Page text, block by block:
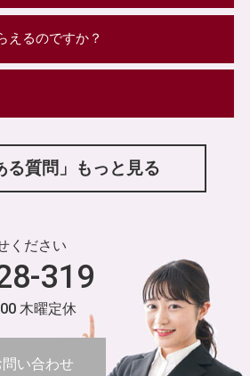
えるのですか？
る質問」もっと見る
ください
319
木曜定休
い合わせ